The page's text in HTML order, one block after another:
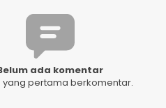
ada komentar
yang pertama berkomentar.